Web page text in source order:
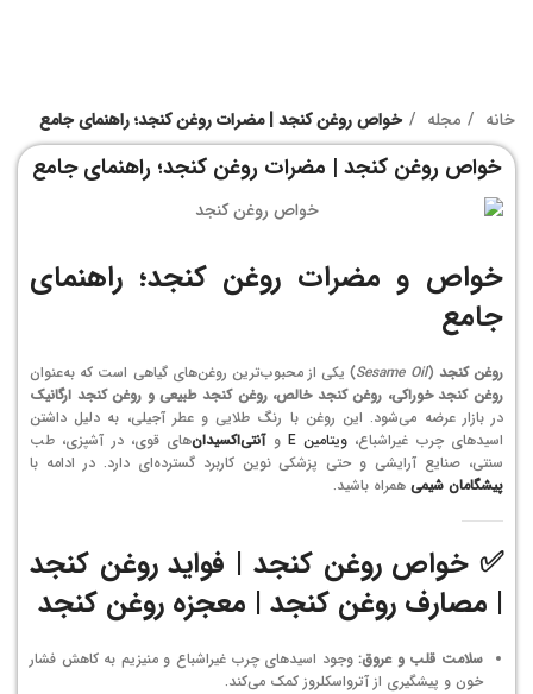
خانه مجله خواص روغن کنجد | مضرات روغن کنجد؛ راهنمای جامع
خواص روغن کنجد | مضرات روغن کنجد؛ راهنمای جامع
خواص و مضرات روغن کنجد؛ راهنمای
جامع
روغن کنجد (
Sesame Oil) یکی از محبوب‌ترین روغن‌های گیاهی است که به‌عنوان
روغن کنجد خوراکی، روغن کنجد خالص، روغن کنجد طبیعی و روغن کنجد ارگانیک
در بازار عرضه می‌شود. این روغن با رنگ طلایی و عطر آجیلی، به دلیل داشتن
اسیدهای چرب غیراشباع، ویتامین E وآنتی‌اکسیدان‌های قوی، در آشپزی، طب
سنتی، صنایع آرایشی و حتی پزشکی نوین کاربرد گسترده‌ای دارد. در ادامه با
پیشگامان شیمی همراه باشید.
✅ خواص روغن کنجد | فواید روغن کنجد
| مصارف روغن کنجد | معجزه روغن کنجد
سلامت قلب و عروق:وجود اسیدهای چرب غیراشباع و منیزیم به کاهش فشار
خون و پیشگیری از آترواسکلروز کمک می‌کند.